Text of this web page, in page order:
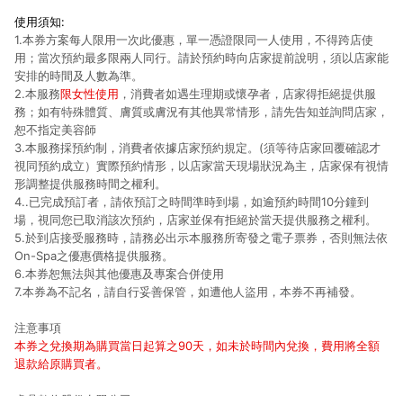
使用須知:
1.本券方案每人限用一次此優惠，單一憑證限同一人使用，不得跨店使
用；當次預約最多限兩人同行。請於預約時向店家提前說明，須以店家能
安排的時間及人數為準。
2.本服務限女性使用 ，消費者如遇生理期或懷孕者，店家得拒絕提供服
務；如有特殊體質、膚質或膚況有其他異常情形，請先告知並詢問店家，
恕不指定美容師
3.本服務採預約制，消費者依據店家預約規定。(須等待店家回覆確認才
視同預約成立）實際預約情形，以店家當天現場狀況為主，店家保有視情
形調整提供服務時間之權利。
4..已完成預訂者，請依預訂之時間準時到場，如逾預約時間10分鐘到
場，視同您已取消該次預約，店家並保有拒絕於當天提供服務之權利。
5.於到店接受服務時，請務必出示本服務所寄發之電子票券，否則無法依
On-Spa之優惠價格提供服務。
6.本券恕無法與其他優惠及專案合併使用
7.本券為不記名，請自行妥善保管，如遭他人盜用，本券不再補發。
注意事項
本券之兌換期為購買當日起算之90天，如未於時間內兌換，費用將全額
退款給原購買者。